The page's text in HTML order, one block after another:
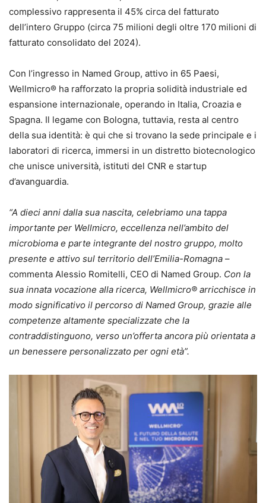
complessivo rappresenta il 45% circa del fatturato
dell’intero Gruppo (circa 75 milioni degli oltre 170 milioni di
fatturato consolidato del 2024).
Con l’ingresso in Named Group, attivo in 65 Paesi,
Wellmicro® ha rafforzato la propria solidità industriale ed
espansione internazionale, operando in Italia, Croazia e
Spagna. Il legame con Bologna, tuttavia, resta al centro
della sua identità: è qui che si trovano la sede principale e i
laboratori di ricerca, immersi in un distretto biotecnologico
che unisce università, istituti del CNR e startup
d’avanguardia.
“A dieci anni dalla sua nascita, celebriamo una tappa
importante per Wellmicro, eccellenza nell’ambito del
microbioma e parte integrante del nostro gruppo, molto
presente e attivo sul territorio dell’Emilia-Romagna –
commenta Alessio Romitelli, CEO di Named Group. Con la
sua innata vocazione alla ricerca, Wellmicro® arricchisce in
modo significativo il percorso di Named Group, grazie alle
competenze altamente specializzate che la
contraddistinguono, verso un’offerta ancora più orientata a
un benessere personalizzato per ogni età”.